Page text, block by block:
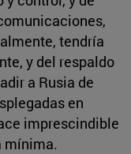
tendría
y del respaldo
a Rusia de
en
imprescindible
mínima.